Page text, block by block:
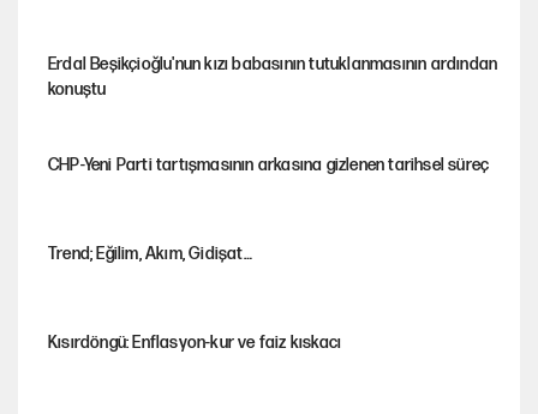
Erdal Beşikçioğlu'nun kızı babasının tutuklanmasının ardından
konuştu
CHP-Yeni Parti tartışmasının arkasına gizlenen tarihsel süreç
Trend; Eğilim, Akım, Gidişat…
Kısırdöngü: Enflasyon-kur ve faiz kıskacı